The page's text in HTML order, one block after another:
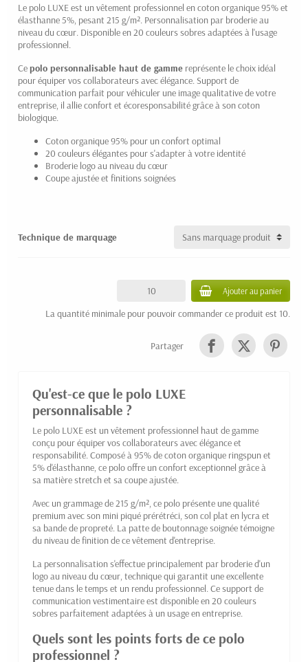
Le polo LUXE est un vêtement professionnel en coton organique 95% et
élasthanne 5%, pesant 215 g/m². Personnalisation par broderie au
niveau du cœur. Disponible en 20 couleurs sobres adaptées à l'usage
professionnel.
Cepolo personnalisable haut de gamme représente le choix idéal
pour équiper vos collaborateurs avec élégance. Support de
communication parfait pour véhiculer une image qualitative de votre
entreprise, il allie confort et écoresponsabilité grâce à son coton
biologique.
Coton organique 95% pour un confort optimal
20 couleurs élégantes pour s'adapter à votre identité
Broderie logo au niveau du cœur
Coupe ajustée et finitions soignées
Technique de marquage
Ajouter au panier
La quantité minimale pour pouvoir commander ce produit est 10.
Partager
Qu'est-ce que le polo LUXE
personnalisable ?
Le polo LUXE est un vêtement professionnel haut de gamme
conçu pour équiper vos collaborateurs avec élégance et
responsabilité. Composé à 95% de coton organique ringspun et
5% d'élasthanne, ce polo offre un confort exceptionnel grâce à
sa matière stretch et sa coupe ajustée.
Avec un grammage de 215 g/m², ce polo présente une qualité
premium avec son mini piqué prérétréci, son col plat en lycra et
sa bande de propreté. La patte de boutonnage soignée témoigne
du niveau de finition de ce vêtement d'entreprise.
La personnalisation s'effectue principalement par broderie d'un
logo au niveau du cœur, technique qui garantit une excellente
tenue dans le temps et un rendu professionnel. Ce support de
communication vestimentaire est disponible en 20 couleurs
sobres parfaitement adaptées à un usage en entreprise.
Quels sont les points forts de ce polo
professionnel ?